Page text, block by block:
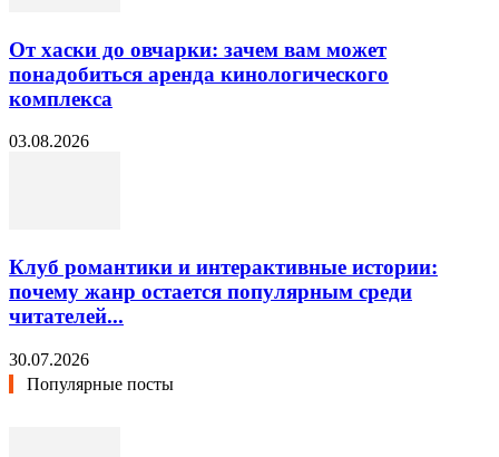
От хаски до овчарки: зачем вам может
понадобиться аренда кинологического
комплекса
03.08.2026
Клуб романтики и интерактивные истории:
почему жанр остается популярным среди
читателей...
30.07.2026
Популярные посты